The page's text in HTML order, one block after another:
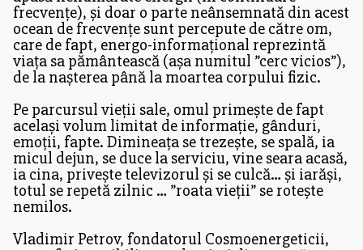
frecvențe), și doar o parte neânsemnată din acest
ocean de frecvențe sunt percepute de către om,
care de fapt, energo-informațional reprezintă
viața sa pământească (așa numitul ”cerc vicios”),
de la nașterea până la moartea corpului fizic.
Pe parcursul vieții sale, omul primește de fapt
același volum limitat de informație, gânduri,
emoții, fapte. Dimineața se trezește, se spală, ia
micul dejun, se duce la serviciu, vine seara acasă,
ia cina, privește televizorul și se culcă… și iarăși,
totul se repetă zilnic … ”roata vieții” se rotește
nemilos.
Vladimir Petrov, fondatorul Cosmoenergeticii,